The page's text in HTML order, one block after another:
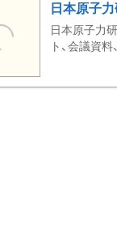
日本原子
日本原子力
ト、会議資